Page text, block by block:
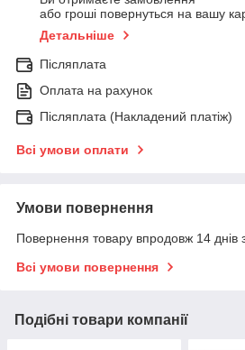
або гроші повернуться на вашу
Детальніше
Післяплата
Оплата на рахунок
Післяплата (Накладений платіж)
Всі умови оплати
Умови повернення
Повернення товару впродовж 14 днів
Всі умови повернення
Подібні товари компанії